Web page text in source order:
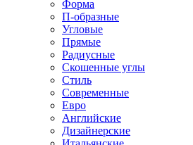
Форма
П-образные
Угловые
Прямые
Радиусные
Скошенные углы
Стиль
Современные
Евро
Английские
Дизайнерские